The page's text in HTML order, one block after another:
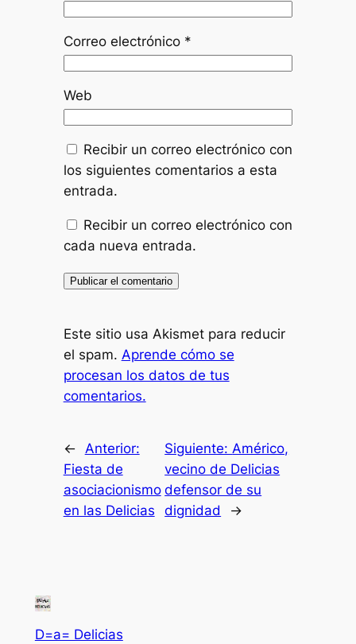
Correo electrónico *
Web
Recibir un correo electrónico con
los siguientes comentarios a esta
entrada.
Recibir un correo electrónico con
cada nueva entrada.
Este sitio usa Akismet para reducir
el spam. Aprende cómo se
procesan los datos de tus
comentarios.
←
Anterior:
Fiesta de
asociacionismo
en las Delicias
Siguiente: Américo,
vecino de Delicias
defensor de su
dignidad
→
D=a= Delicias